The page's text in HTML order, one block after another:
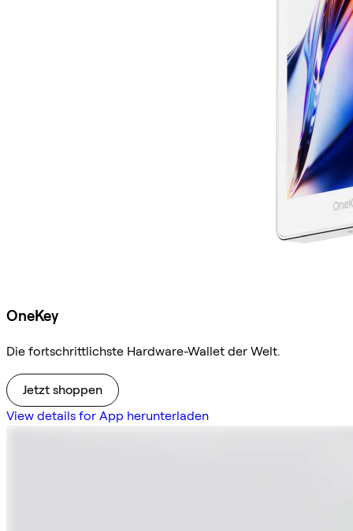
OneKey
Die fortschrittlichste Hardware-Wallet der Welt.
Jetzt shoppen
View details for App herunterladen